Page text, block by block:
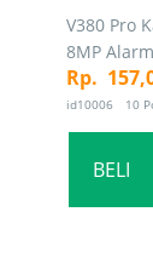
V380 Pro
8MP
Rp.
id10006 10